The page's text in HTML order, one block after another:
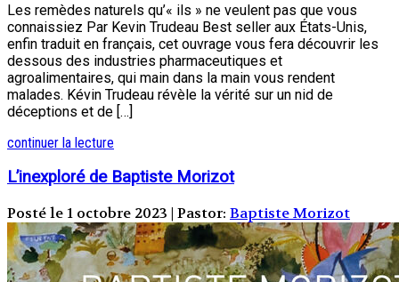
Les remèdes naturels qu’« ils » ne veulent pas que vous
connaissiez Par Kevin Trudeau Best seller aux États-Unis,
enfin traduit en français, cet ouvrage vous fera découvrir les
dessous des industries pharmaceutiques et
agroalimentaires, qui main dans la main vous rendent
malades. Kévin Trudeau révèle la vérité sur un nid de
déceptions et de […]
continuer la lecture
L’inexploré de Baptiste Morizot
Posté le 1 octobre 2023 | Pastor: Baptiste Morizot